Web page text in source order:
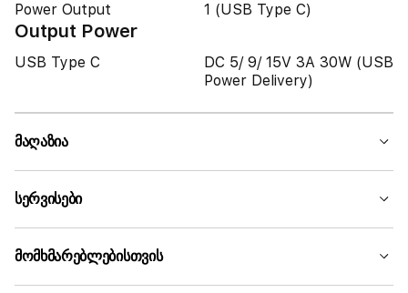
Power Output 1 (USB Type C)
Output Power
USB Type C
DC 5/ 9/ 15V 3A 30W (USB
Power Delivery)
მაღაზია
სერვისები
მომხმარებლებისთვის